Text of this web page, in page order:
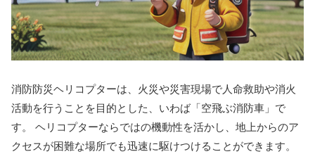
消防防災ヘリコプターは、火災や災害現場で人命救助や消火
活動を行うことを目的とした、いわば「空飛ぶ消防車」で
す。 ヘリコプターならではの機動性を活かし、地上からのア
クセスが困難な場所でも迅速に駆けつけることができます。